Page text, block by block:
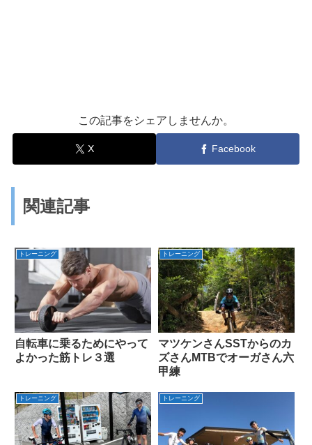
この記事をシェアしませんか。
X Facebook
関連記事
トレーニング
自転車に乗るためにやって
よかった筋トレ３選
トレーニング
マツケンさんSSTからのカ
ズさんMTBでオーガさん六
甲練
トレーニング トレーニング